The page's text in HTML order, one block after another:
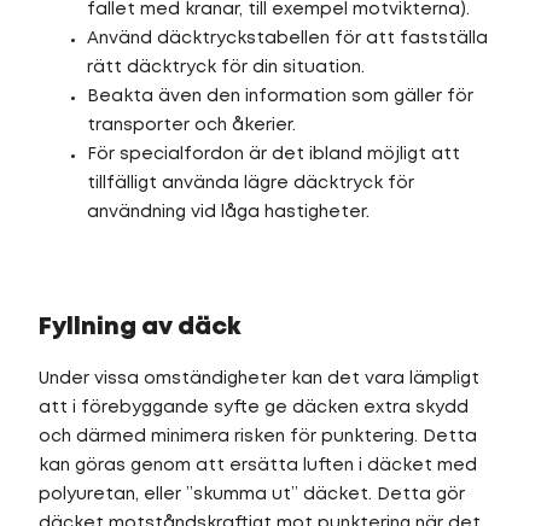
fallet med kranar, till exempel motvikterna).
Använd däcktryckstabellen för att fastställa
rätt däcktryck för din situation.
Beakta även den information som gäller för
transporter och åkerier.
För specialfordon är det ibland möjligt att
tillfälligt använda lägre däcktryck för
användning vid låga hastigheter.
Fyllning av däck
Under vissa omständigheter kan det vara lämpligt
att i förebyggande syfte ge däcken extra skydd
och därmed minimera risken för punktering. Detta
kan göras genom att ersätta luften i däcket med
polyuretan, eller ”skumma ut” däcket. Detta gör
däcket motståndskraftigt mot punktering när det